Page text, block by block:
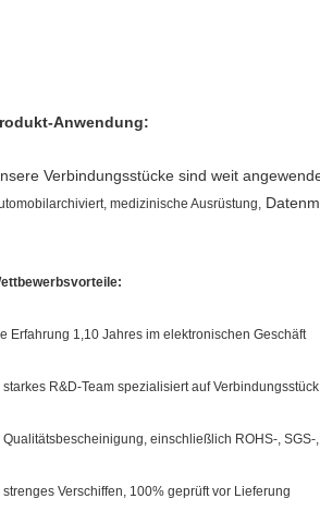
Anwendung:
Verbindungsstücke sind weit
medizinische Ausrüstung,
Erfahrung 1,10 Jahres im elektronischen Geschäft
starkes R&D-Team spezialisiert auf
Qualitätsbescheinigung, einschließlich ROHS-,
strenges Verschiffen, 100% geprüft vor Lieferung